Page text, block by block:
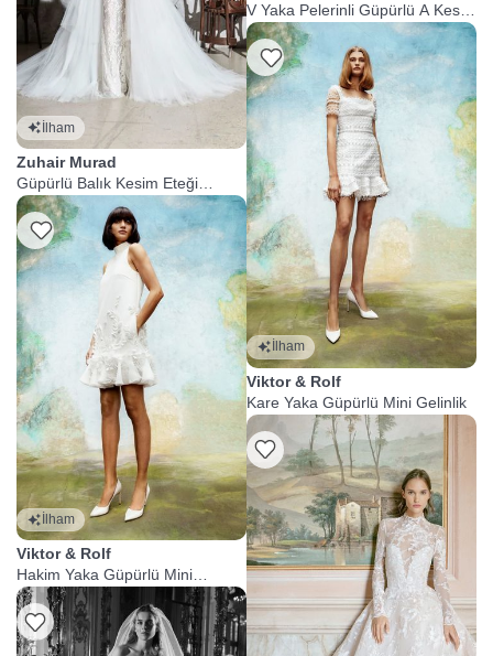
İlham
Zuhair Murad
Güpürlü Balık Kesim Eteği
Çıkabilen Gelinlik
Listeme Ekle
İlham
Viktor & Rolf
Hakim Yaka Güpürlü Mini
Gelinlik
V Yaka Pelerinli Güpürlü A Kesim
Gelinlik
Listeme Ekle
İlham
Viktor & Rolf
Kare Yaka Güpürlü Mini Gelinlik